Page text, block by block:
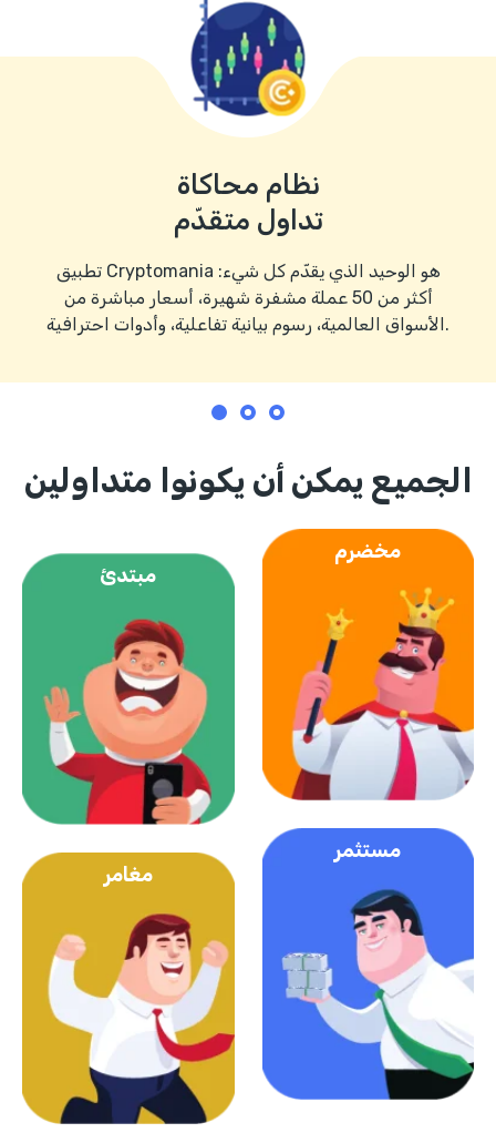
نظام محاكاة
تداول متقدّم
تطبيق Cryptomania هو الوحيد الذي يقدّم كل شيء:
أكثر من 50 عملة مشفرة شهيرة، أسعار مباشرة من
الأسواق العالمية، رسوم بيانية تفاعلية، وأدوات احترافية.
الجميع يمكن أن يكونوا متداولين
مبتدئ
مخضرم
مغامر
مستثمر